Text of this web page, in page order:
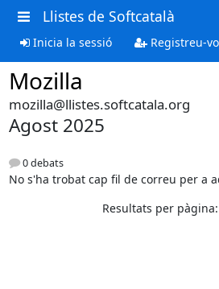
Llistes de Softcatalà
Inicia la sessió Registreu-
Mozilla
mozilla@llistes.softcatala.org
Agost 2025
0 debats
No s'ha trobat cap fil de correu per a
Resultats per pàgina: